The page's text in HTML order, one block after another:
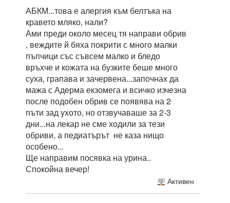
АБКМ...това е алергия към белтъка на
кравето мляко, нали?
Ами преди около месец тя направи обрив
, веждите й бяха покрити с много малки
пъпчици със съвсем малко и бледо
връхче и кожата на бузките беше много
суха, грапава и зачервена...започнах да
мажа с Адерма екзомега и всичко изчезна
после подобен обрив се появява на 2
пъти зад ухото, но отзвучаваше за 2-3
дни...на лекар не сме ходили за тези
обриви, а педиатърът не каза нищо
особено...
Ще направим посявка на урина..
Спокойна вечер!
Активен